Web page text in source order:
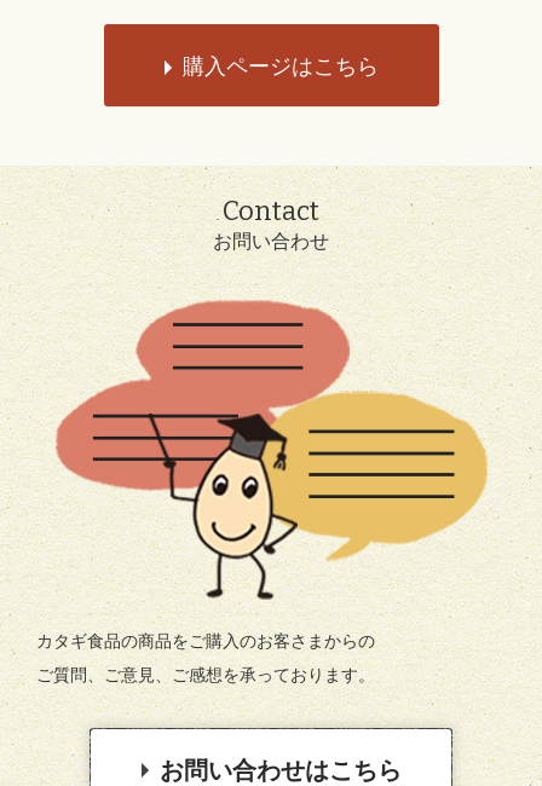
購入ページはこちら
Contact
お問い合わせ
カタギ食品の商品をご購入のお客さまからの
ご質問、ご意見、ご感想を承っております。
お問い合わせはこちら